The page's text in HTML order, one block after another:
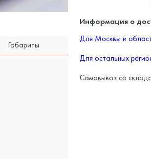
Габариты
Информация о
Для Москвы и
Для остальных
Самовывоз со